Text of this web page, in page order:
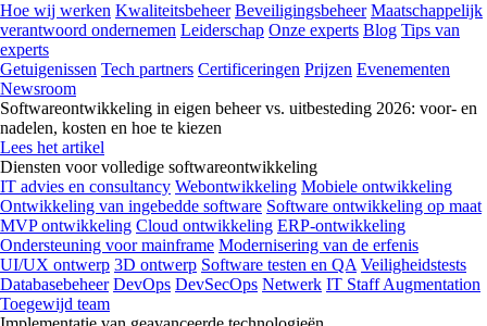
Hoe wij werken Kwaliteitsbeheer Beveiligingsbeheer Maatschappelijk
verantwoord ondernemen Leiderschap Onze experts Blog Tips van
experts
Getuigenissen Tech partners Certificeringen Prijzen Evenementen
Newsroom
Softwareontwikkeling in eigen beheer vs. uitbesteding 2026: voor- en
nadelen, kosten en hoe te kiezen
Lees het artikel
Diensten voor volledige softwareontwikkeling
IT advies en consultancy Webontwikkeling Mobiele ontwikkeling
Ontwikkeling van ingebedde software Software ontwikkeling op maat
MVP ontwikkeling Cloud ontwikkeling ERP-ontwikkeling
Ondersteuning voor mainframe Modernisering van de erfenis
UI/UX ontwerp 3D ontwerp Software testen en QA Veiligheidstests
Databasebeheer DevOps DevSecOps Netwerk IT Staff Augmentation
Toegewijd team